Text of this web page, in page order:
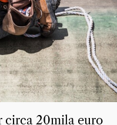
circa 20mila euro